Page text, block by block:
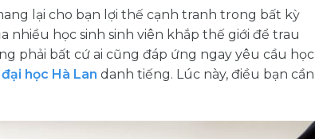
lại cho bạn lợi thế cạnh tranh trong bất kỳ
nhiều học sinh sinh viên khắp thế giới để trau
phải bất cứ ai cũng đáp ứng ngay yêu cầu học
học Hà Lan danh tiếng. Lúc này, điều bạn cần